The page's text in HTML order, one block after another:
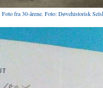
fra 30-årene. Foto: Døvehistorisk